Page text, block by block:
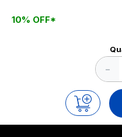
continue a leitura que
10% OFF*
−